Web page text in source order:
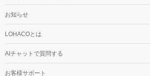
お知らせ
LOHACOとは
AIチャットで質問する
お客様サポート